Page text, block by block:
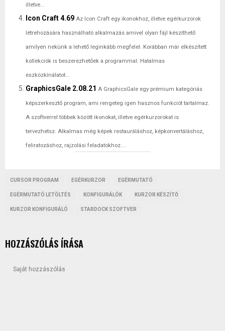
illetve...
Icon Craft 4.69 Az Icon Craft egy ikonokhoz, illetve egérkurzorok
létrehozására használható alkalmazás amivel olyan fájl készíthető
amilyen nekünk a lehető leginkább megfelel. Korábban már elkészített
kollekciók is beszerezhetőek a programmal. Hatalmas
eszközkínálatot...
GraphicsGale 2.08.21 A GraphicsGale egy prémium kategóriás
képszerkesztő program, ami rengeteg igen hasznos funkciót tartalmaz.
A szoftverrel többek között ikonokat, illetve egérkurzorokat is
tervezhetsz. Alkalmas még képek restauráláshoz, képkonvertáláshoz,
feliratozáshoz, rajzolási feladatokhoz....
CURSOR PROGRAM EGÉRKURZOR EGÉRMUTATÓ
EGÉRMUTATÓ LETÖLTÉS KONFIGURÁLÓK KURZOR KÉSZÍTŐ
KURZOR KONFIGURÁLÓ STARDOCK SZOFTVER
HOZZÁSZÓLÁS ÍRÁSA